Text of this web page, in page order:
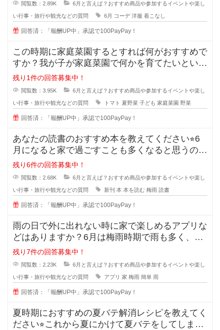
閲覧数：2.89K 6月と言えば？おすすめ商品や参加するイベントや楽し
い行事・旅行や観光などの質問 6月 コーデ 洋服 着こなし
回答済：「報酬UP中」承認で100PayPay！
この時期に家庭菜園するとすれば何がおすすめで
すか？我が子が家庭菜園で何かを育てたいという
のですが、今の6月くらいから植え
残り1件の回答募集中！
閲覧数：3.95K 6月と言えば？おすすめ商品や参加するイベントや楽し
い行事・旅行や観光などの質問 トマト 夏野菜 子ども 家庭菜園 野菜
回答済：「報酬UP中」承認で100PayPay！
あなたの読書のおすすめ本を教えてください⭐︎6
月になると家で過ごすことも多くなると思うの
で、たくさん本を読
残り6件の回答募集中！
閲覧数：2.68K 6月と言えば？おすすめ商品や参加するイベントや楽し
い行事・旅行や観光などの質問 新刊 本 本を読む 梅雨 読書
回答済：「報酬UP中」承認で100PayPay！
雨の日で外に出れない時に家で楽しめるアプリな
どはありますか？6月は梅雨時期で雨も多く、な
かなか外に出づらい季節ですよね。
残り7件の回答募集中！
閲覧数：2.23K 6月と言えば？おすすめ商品や参加するイベントや楽し
い行事・旅行や観光などの質問 アプリ 家 梅雨 簡単 雨
回答済：「報酬UP中」承認で100PayPay！
夏時期におすすめの夏バテ解消レシピを教えてく
ださい⭐︎これから夏にかけて夏バテをしてしまう